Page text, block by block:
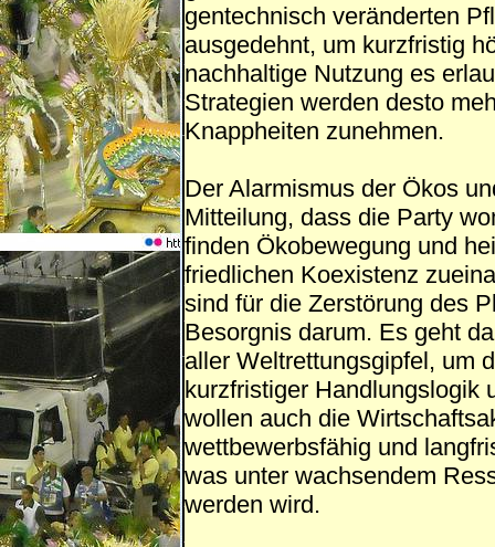
gentechnisch veränderten
ausgedehnt, um kurzfristig
nachhaltige Nutzung es
Strategien werden desto
Knappheiten zunehmen.
Der Alarmismus der Ökos
Mitteilung, dass die Party
finden Ökobewegung und
friedlichen Koexistenz
sind für die Zerstörung des
Besorgnis darum. Es geht
aller Weltrettungsgipfel, um
kurzfristiger Handlungslogik
wollen auch die
wettbewerbsfähig und
was unter wachsendem
werden wird.